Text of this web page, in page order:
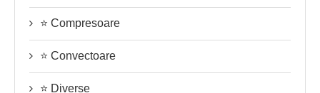
⭐ Compresoare
⭐ Convectoare
⭐ Diverse